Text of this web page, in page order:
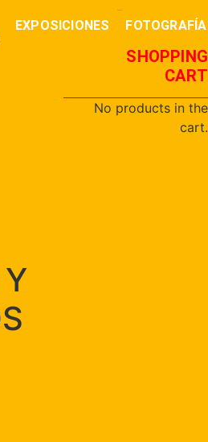
EXPOSICIONES FOTOGRAFÍA
buscar 0,00€
SHOPPING
CART
No products in the
cart.